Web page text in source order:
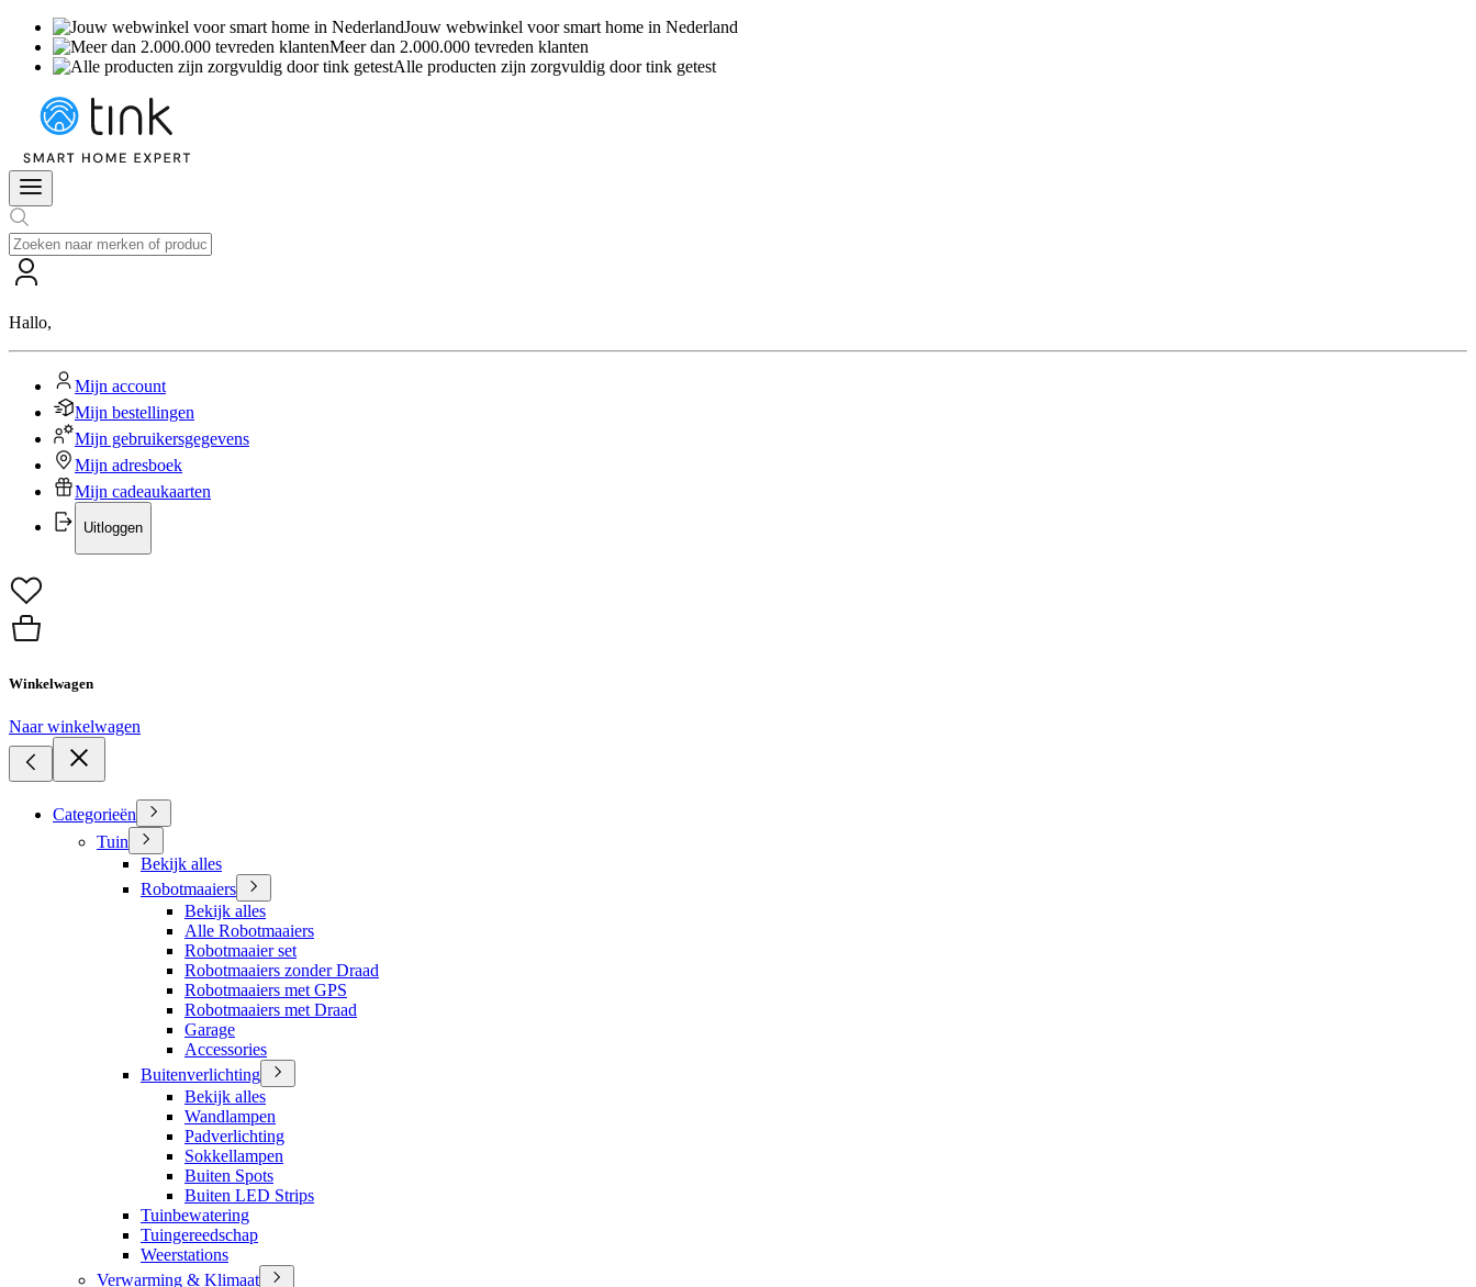
Jouw webwinkel voor smart home in Nederland
Meer dan 2.000.000 tevreden klanten
Alle producten zijn zorgvuldig door tink getest
Hallo,
Mijn account
Mijn bestellingen
Mijn gebruikersgegevens
Mijn adresboek
Mijn cadeaukaarten
Uitloggen
Winkelwagen
Naar winkelwagen
Categorieën
Tuin
Bekijk alles
Robotmaaiers
Bekijk alles
Alle Robotmaaiers
Robotmaaier set
Robotmaaiers zonder Draad
Robotmaaiers met GPS
Robotmaaiers met Draad
Garage
Accessories
Buitenverlichting
Bekijk alles
Wandlampen
Padverlichting
Sokkellampen
Buiten Spots
Buiten LED Strips
Tuinbewatering
Tuingereedschap
Weerstations
Verwarming & Klimaat